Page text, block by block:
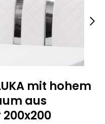
mit hohem
aus